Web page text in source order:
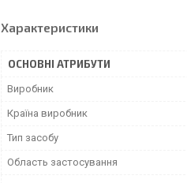
Характеристики
ОСНОВНІ АТРИБУТИ
Виробник
Країна виробник
Тип засобу
Область застосування